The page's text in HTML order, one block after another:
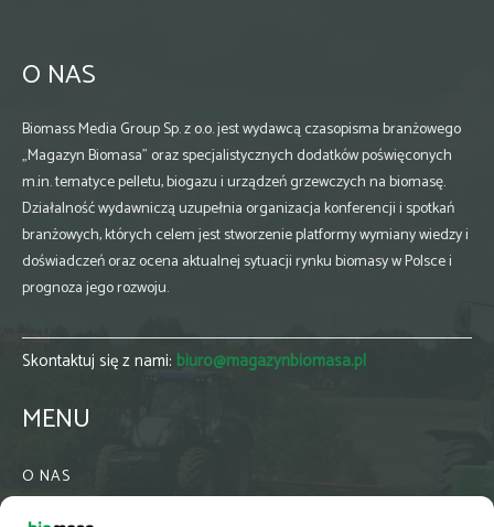
O NAS
Biomass Media Group Sp. z o.o. jest wydawcą czasopisma branżowego
„Magazyn Biomasa” oraz specjalistycznych dodatków poświęconych
m.in. tematyce pelletu, biogazu i urządzeń grzewczych na biomasę.
Działalność wydawniczą uzupełnia organizacja konferencji i spotkań
branżowych, których celem jest stworzenie platformy wymiany wiedzy i
doświadczeń oraz ocena aktualnej sytuacji rynku biomasy w Polsce i
prognoza jego rozwoju.
Skontaktuj się z nami: biuro@magazynbiomasa.pl
MENU
O NAS